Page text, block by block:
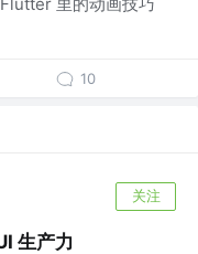
里的动画技巧
10
关注
生产力